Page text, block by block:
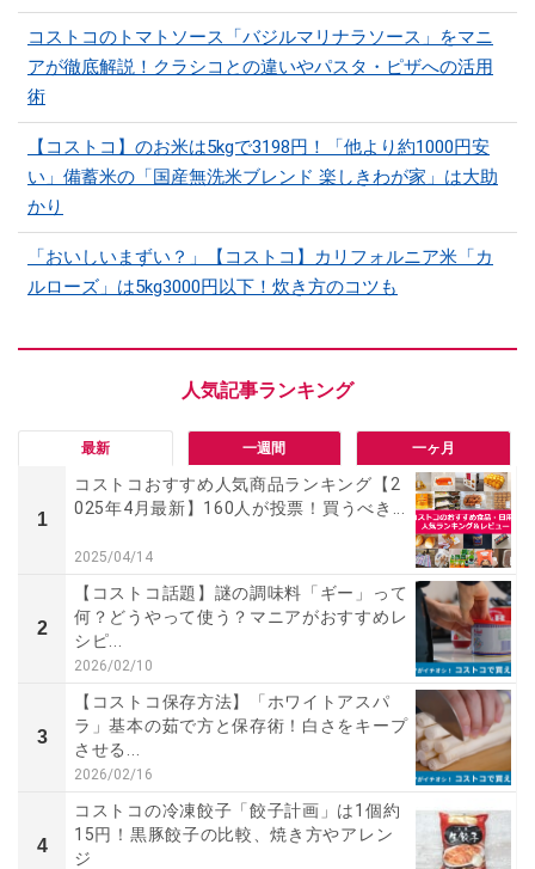
コストコのトマトソース「バジルマリナラソース」をマニ
アが徹底解説！クラシコとの違いやパスタ・ピザへの活用
術
【コストコ】のお米は5kgで3198円！「他より約1000円安
い」備蓄米の「国産無洗米ブレンド 楽しきわが家」は大助
かり
「おいしいまずい？」【コストコ】カリフォルニア米「カ
ルローズ」は5kg3000円以下！炊き方のコツも
最新 一週間 一ヶ月
1
コストコおすすめ人気商品ランキング【2
025年4月最新】160人が投票！買うべき...
2025/04/14
2
【コストコ話題】謎の調味料「ギー」って
何？どうやって使う？マニアがおすすめレ
シピ...
2026/02/10
3
【コストコ保存方法】「ホワイトアスパ
ラ」基本の茹で方と保存術！白さをキープ
させる...
2026/02/16
4
コストコの冷凍餃子「餃子計画」は1個約
15円！黒豚餃子の比較、焼き方やアレン
ジ